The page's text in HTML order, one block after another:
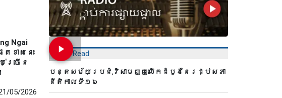
Ngai
ាសនេះ
ច្រើន
05/2026
Most Read
បន្តសម័យប្រជុំវិសាមញ្ញលើកដំបូងនៃរដ្ឋសភា
នីតិកាលទី១៦